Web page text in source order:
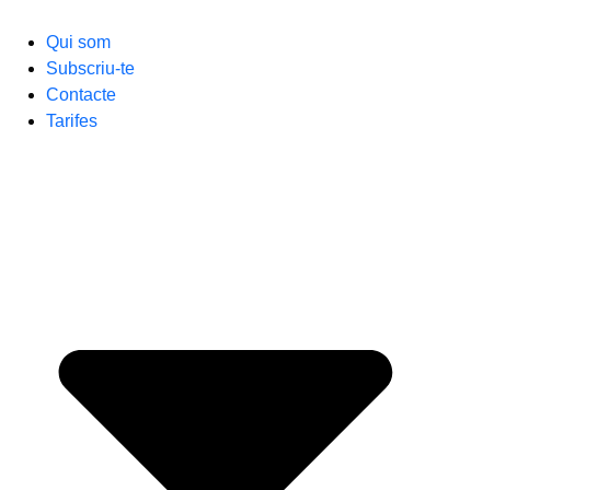
Qui som
Subscriu-te
Contacte
Tarifes